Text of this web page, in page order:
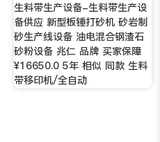
生料带生产设备-生料带生产设
备供应 新型板锤打砂机 砂岩制
砂生产线设备 油电混合钢渣石
砂粉设备 兆仁 品牌 买家保障
¥16650.0 5年 相似 同款 生料
带移印机/全自动